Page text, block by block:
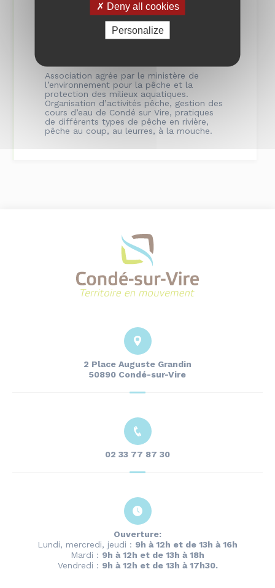
Président :Guillaume BELLENGER
La Chaire au Diable 50750 SOULLES
Association agrée par le ministère de
l’environnement pour la pêche et la
protection des milieux aquatiques.
Organisation d’activités pêche, gestion des
cours d’eau de Condé sur Vire, pratiques
de différents types de pêche en rivière,
pêche au coup, au leurres, à la mouche.
2 Place Auguste Grandin
50890 Condé-sur-Vire
02 33 77 87 30
Ouverture:
Lundi, mercredi, jeudi : 9h à 12h et de 13h à 16h
Mardi : 9h à 12h et de 13h à 18h
Vendredi : 9h à 12h et de 13h à 17h30.
Deny all cookies
Personalize